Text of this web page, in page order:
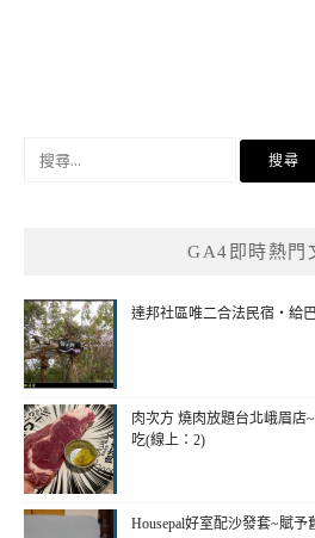
GA4即時熱門
達邦社區唯二合法民宿‧給
肉次方 燒肉放題台北峨眉店
吃(線上：2)
Housepal好室配沙發套~賦